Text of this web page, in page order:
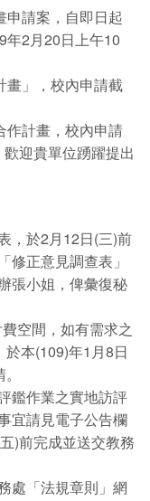
申請案，自即日起
年2月20日上午10
畫」，校內申請截
作計畫，校內申請
迎貴單位踴躍提出
，於2月12日(三)前
修正意見調查表」
張小姐，俾彙復秘
空間，如有需求之
本(109)年1月8日
鑑作業之實地訪評
宜請見電子公告欄
)前完成並送交教務
處「法規章則」網